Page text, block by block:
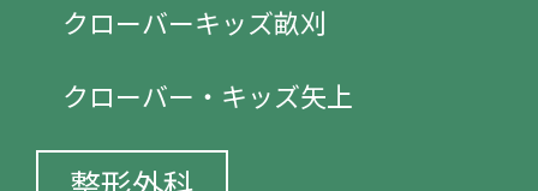
クローバーキッズ畝刈
クローバー・キッズ矢上